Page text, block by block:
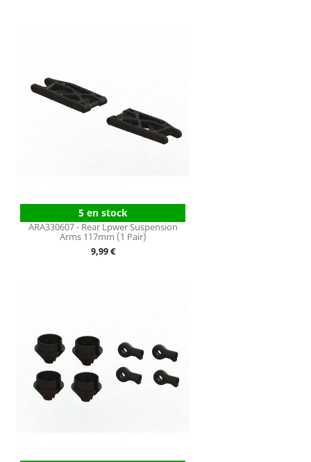
5 en stock
ARA330607 - Rear Lpwer Suspension
Arms 117mm (1 Pair)
Prix
9,99 €